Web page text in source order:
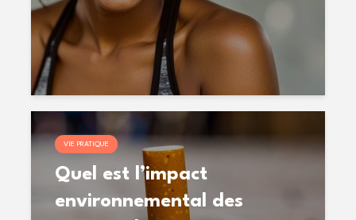
VIE PRATIQUE
Quel est l’impact
environnemental des